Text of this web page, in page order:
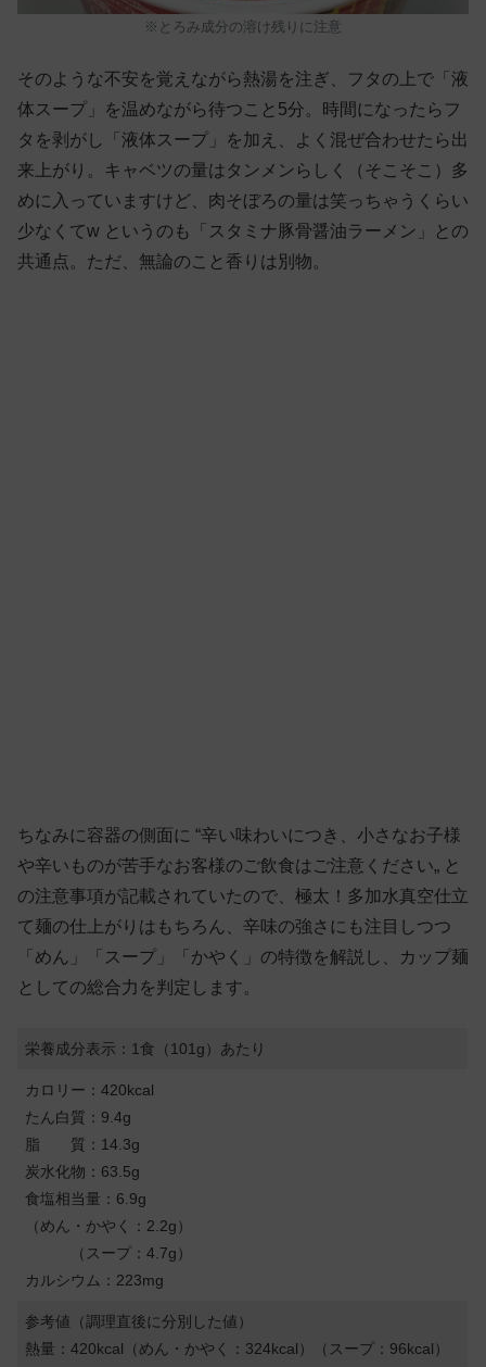
※とろみ成分の溶け残りに注意
そのような不安を覚えながら熱湯を注ぎ、フタの上で「液
体スープ」を温めながら待つこと5分。時間になったらフ
タを剥がし「液体スープ」を加え、よく混ぜ合わせたら出
来上がり。キャベツの量はタンメンらしく（そこそこ）多
めに入っていますけど、肉そぼろの量は笑っちゃうくらい
少なくてw というのも「スタミナ豚骨醤油ラーメン」との
共通点。ただ、無論のこと香りは別物。
ちなみに容器の側面に “辛い味わいにつき、小さなお子様
や辛いものが苦手なお客様のご飲食はご注意ください„ と
の注意事項が記載されていたので、極太！多加水真空仕立
て麺の仕上がりはもちろん、辛味の強さにも注目しつつ
「めん」「スープ」「かやく」の特徴を解説し、カップ麺
としての総合力を判定します。
栄養成分表示：1食（101g）あたり
カロリー：420kcal
たん白質：9.4g
脂 質：14.3g
炭水化物：63.5g
食塩相当量：6.9g
（めん・かやく：2.2g）
（スープ：4.7g）
カルシウム：223mg
参考値（調理直後に分別した値）
熱量：420kcal（めん・かやく：324kcal）（スープ：96kcal）